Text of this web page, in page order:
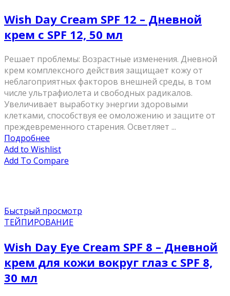
Wish Day Cream SPF 12 – Дневной
крем с SPF 12, 50 мл
Решает проблемы: Возрастные изменения. Дневной
крем комплексного действия защищает кожу от
неблагоприятных факторов внешней среды, в том
числе ультрафиолета и свободных радикалов.
Увеличивает выработку энергии здоровыми
клетками, способствуя ее омоложению и защите от
преждевременного старения. Осветляет ...
Подробнее
Add to Wishlist
Add To Compare
Быстрый просмотр
ТЕЙПИРОВАНИЕ
Wish Day Eye Cream SPF 8 – Дневной
крем для кожи вокруг глаз с SPF 8,
30 мл